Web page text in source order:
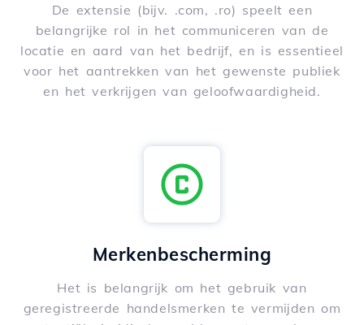
De extensie (bijv. .com, .ro) speelt een
belangrijke rol in het communiceren van de
locatie en aard van het bedrijf, en is essentieel
voor het aantrekken van het gewenste publiek
en het verkrijgen van geloofwaardigheid.
Merkenbescherming
Het is belangrijk om het gebruik van
geregistreerde handelsmerken te vermijden om